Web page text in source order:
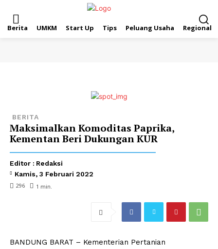
Berita UMKM Start Up Tips Peluang Usaha Regional
BERITA
Maksimalkan Komoditas Paprika,
Kementan Beri Dukungan KUR
Editor : Redaksi
Kamis, 3 Februari 2022
296 1 min.
BANDUNG BARAT – Kementerian Pertanian